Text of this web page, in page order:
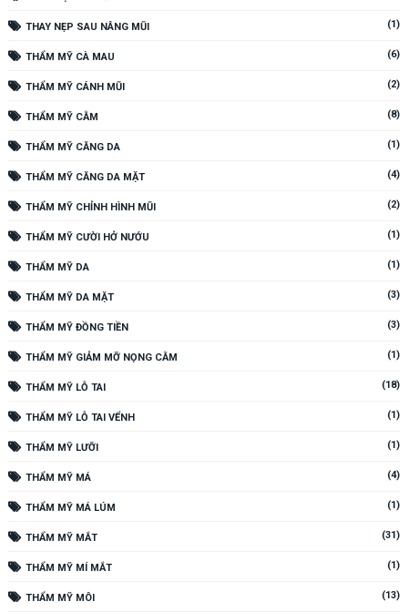
THAY NẸP SAU NÂNG MŨI (1)
THẨM MỸ CÀ MAU (6)
THẨM MỸ CÁNH MŨI (2)
THẨM MỸ CẰM (8)
THẨM MỸ CĂNG DA (1)
THẨM MỸ CĂNG DA MẶT (4)
THẨM MỸ CHỈNH HÌNH MŨI (2)
THẨM MỸ CƯỜI HỞ NƯỚU (1)
THẨM MỸ DA (1)
THẨM MỸ DA MẶT (3)
THẨM MỸ ĐỒNG TIỀN (3)
THẨM MỸ GIẢM MỠ NỌNG CẰM (1)
THẨM MỸ LỖ TAI (18)
THẨM MỸ LỖ TAI VỂNH (1)
THẨM MỸ LƯỠI (1)
THẨM MỸ MÁ (4)
THẨM MỸ MÁ LÚM (1)
THẨM MỸ MẮT (31)
THẨM MỸ MÍ MẮT (1)
THẨM MỸ MÔI (13)